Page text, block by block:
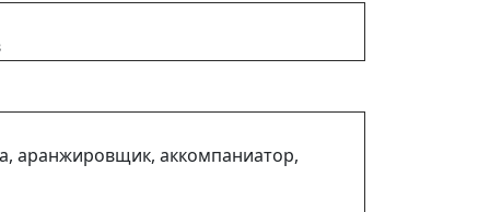
аранжировщик, аккомпаниатор,